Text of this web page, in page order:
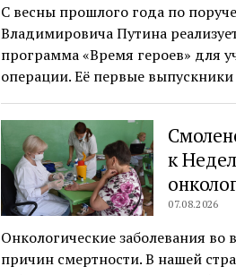
С весны прошлого года по
Владимировича Путина
программа «Время героев» для
операции. Её первые
к
07.08.2026
Онкологические заболевания
причин смертности. В нашей